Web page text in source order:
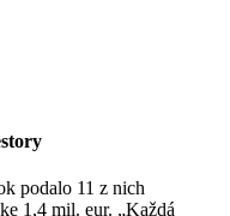
podalo 11 z nich
1,4 mil. eur. „Každá